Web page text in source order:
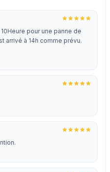
pour une panne de
arrivé à 14h comme prévu.